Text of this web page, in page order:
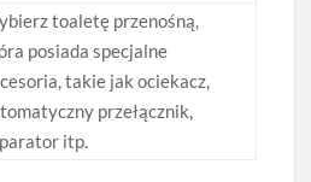
toaletę przenośną,
posiada specjalne
takie jak ociekacz,
przełącznik,
itp.